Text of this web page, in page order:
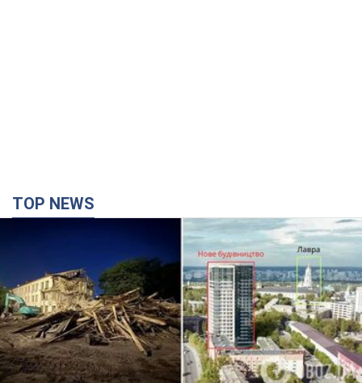
TOP NEWS